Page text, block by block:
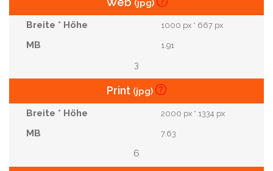
(jpg)
1000 px * 667 px
1.91
3
Print (jpg)
2000 px * 1334 px
7.63
6